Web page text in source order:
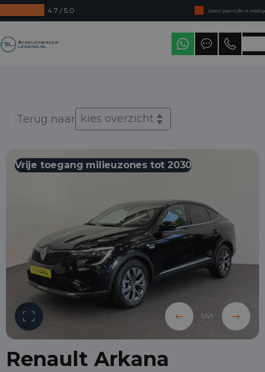
4.7 / 5.0
Geen jaarcijfers nodig
Direct uit voorraad leverbaar
Levering in heel Nederland
Terug naar kies overzicht
Vrije toegang milieuzones tot 2030
1/49
Renault Arkana